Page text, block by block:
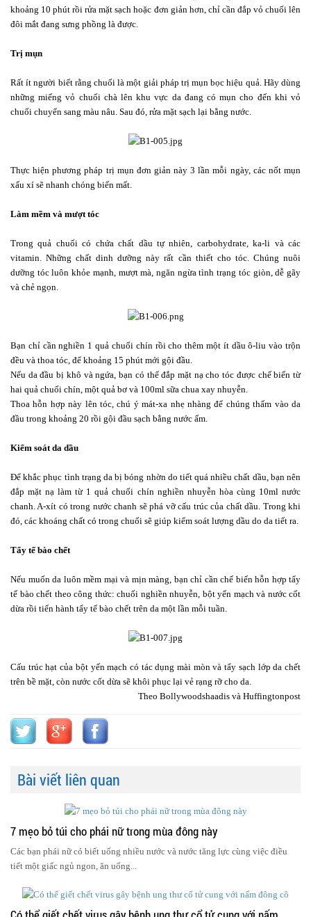
khoảng 10 phút rồi rửa mặt sạch hoặc đơn giản hơn, chỉ cần đắp vỏ chuối lên
đôi mắt đang sưng phồng là được.
Trị mụn
Rất ít người biết rằng chuối là một giải pháp trị mụn bọc hiệu quả. Hãy dùng
những miếng vỏ chuối chà lên khu vực da đang có mụn cho đến khi vỏ
chuối chuyển sang màu nâu. Sau đó, rửa mặt sạch lại bằng nước.
Thực hiện phương pháp trị mụn đơn giản này 3 lần mỗi ngày, các nốt mụn
xấu xí sẽ nhanh chóng biến mất.
Làm mềm và mượt tóc
Trong quả chuối có chứa chất dầu tự nhiên, carbohydrate, ka-li và các
vitamin. Những chất dinh dưỡng này rất cần thiết cho tóc. Chúng nuôi
dưỡng tóc luôn khỏe mạnh, mượt mà, ngăn ngừa tình trạng tóc giòn, dễ gãy
và chẻ ngọn.
Bạn chỉ cần nghiền 1 quả chuối chín rồi cho thêm một ít dầu ô-liu vào trộn
đều và thoa tóc, để khoảng 15 phút mới gội đầu.
Nếu da đầu bị khô và ngứa, bạn có thể đắp mặt nạ cho tóc được chế biến từ
hai quả chuối chín, một quả bơ và 100ml sữa chua xay nhuyễn.
Thoa hỗn hợp này lên tóc, chú ý mát-xa nhẹ nhàng để chúng thấm vào da
đầu trong khoảng 20 rồi gội đầu sạch bằng nước ấm.
Kiểm soát da dầu
Để khắc phục tình trạng da bị bóng nhờn do tiết quá nhiều chất dầu, bạn nên
đắp mặt nạ làm từ 1 quả chuối chín nghiền nhuyễn hòa cùng 10ml nước
chanh. A-xít có trong nước chanh sẽ phá vỡ cấu trúc của chất dầu. Trong khi
đó, các khoáng chất có trong chuối sẽ giúp kiểm soát lượng dầu do da tiết ra.
Tẩy tế bào chết
Nếu muốn da luôn mềm mại và mịn màng, bạn chỉ cần chế biến hỗn hợp tẩy
tế bào chết theo công thức: chuối nghiền nhuyễn, bột yến mạch và nước cốt
dừa rồi tiến hành tẩy tế bào chết trên da một lần mỗi tuần.
Cấu trúc hạt của bột yến mạch có tác dụng mài mòn và tẩy sạch lớp da chết
trên bề mặt, còn nước cốt dừa sẽ khôi phục lại vẻ rạng rỡ cho da.
Theo Bollywoodshaadis và Huffingtonpost
Bài viết liên quan
7 mẹo bỏ túi cho phái nữ trong mùa đông này
Các bạn phái nữ có biết uống nhiều nước và nước tăng lực cùng việc điều
tiết một giấc ngủ ngon, ăn uống...